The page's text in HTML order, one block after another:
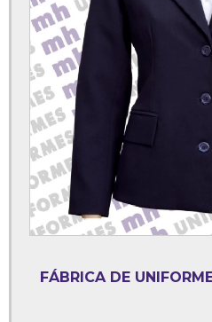
Uniforme com logo
Uniforme copeira vestido
Uniforme corporativo
Uniforme corporativo feminino
Uniforme corporativo sp
Uniforme de cozinha
Uniforme em são paulo
Uniforme feminino atacado
Uniforme hospitalar
FÁBRICA DE